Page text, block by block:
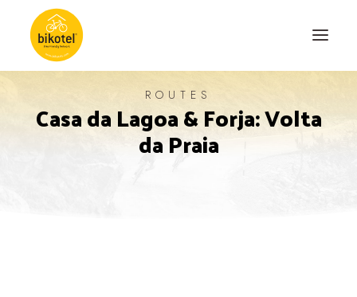
ABOUT US
ROUTES
Casa da Lagoa & Forja: Volta
da Praia